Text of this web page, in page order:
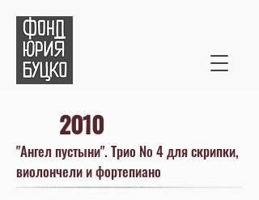
2010
"Ангел пустыни". Трио № 4 для скрипки,
виолончели и фортепиано